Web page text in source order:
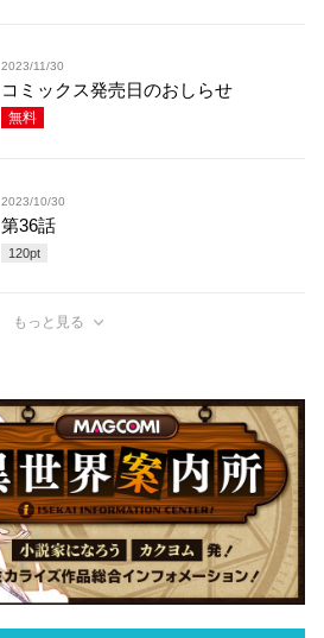
2023/11/30
コミックス発売日のおしらせ
無料
2023/10/30
第36話
120pt
もっと見る